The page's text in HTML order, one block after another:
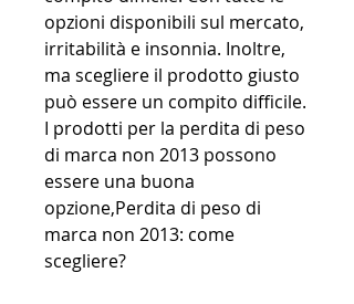
opzioni disponibili sul mercato,
irritabilità e insonnia. Inoltre,
ma scegliere il prodotto giusto
può essere un compito difficile.
I prodotti per la perdita di peso
di marca non 2013 possono
essere una buona
opzione,Perdita di peso di
marca non 2013: come
scegliere?